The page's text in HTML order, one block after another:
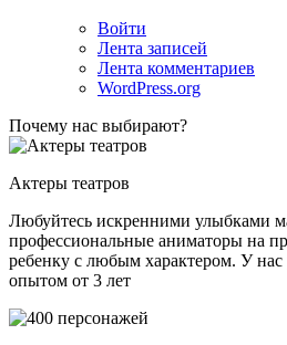
Войти
Лента записей
Лента комментариев
WordPress.org
Почему нас выбирают?
Актеры театров
Любуйтесь искренними улыбками
профессиональные аниматоры на
ребенку с любым характером. У нас
опытом от 3 лет